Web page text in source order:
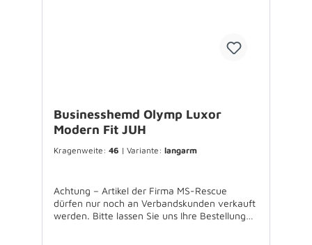
Businesshemd Olymp Luxor
Modern Fit JUH
Kragenweite: 46 | Variante: langarm
Achtung – Artikel der Firma MS-Rescue
dürfen nur noch an Verbandskunden verkauft
werden. Bitte lassen Sie uns Ihre Bestellung